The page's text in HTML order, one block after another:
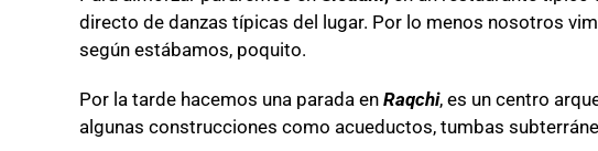
directo de danzas típicas del lugar. Por lo menos nosotros
según estábamos, poquito.
Por la tarde hacemos una parada en Raqchi, es un centro
algunas construcciones como acueductos, tumbas